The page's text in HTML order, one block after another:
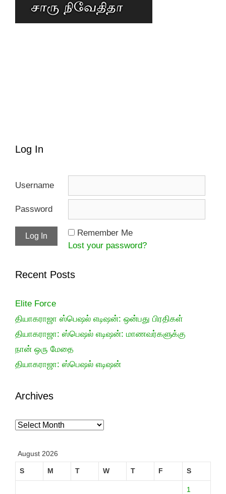
Log In
Username
Password
Remember Me
Lost your password?
Recent Posts
Elite Force
தியாகராஜா ஸ்பெஷல் எடிஷன்: ஒன்பது பிரதிகள்
தியாகராஜா: ஸ்பெஷல் எடிஷன்: மாணவர்களுக்கு
நான் ஒரு மேதை
தியாகராஜா: ஸ்பெஷல் எடிஷன்
Archives
Archives
August 2026
S M T W T F S
1